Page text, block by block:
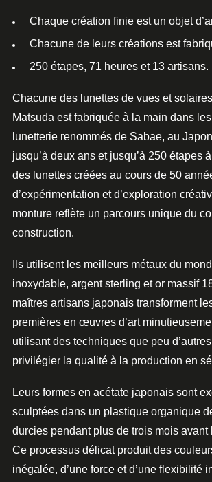
Chaque création finie est un objet
Chacune de leurs créations est
250 étapes, 71 heures et 13 artisans.
Chacune des lunettes de vues et solaires
Matsuda est fabriquée à la main dans
lunetterie renommés de Sabae, au
jusqu’à deux ans et jusqu’à 250 étapes
des lunettes créées au cours de 50
d’expérimentation et d’exploration
monture reflète un parcours unique du
construction.
Ils utilisent les meilleurs métaux du
inoxydable, argent sterling et or massif
maîtres artisans japonais transforment
premières en œuvres d’art
utilisant des techniques que peu
privilégier la qualité à la production en
Leurs formes en acétate japonais sont
sculptées dans un plastique organique
durcies pendant plus de trois mois avant
Ce processus délicat produit des
inégalée, d’une force et d’une flexibilité